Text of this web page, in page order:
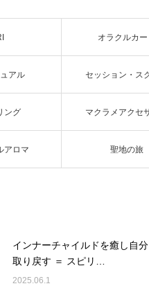
オラクルカー
アル セッション・ス
ング マクラメアクセ
アロマ 聖地の旅
インナーチャイルドを癒し自
取り戻す ＝ スピリ…
2025.06.1